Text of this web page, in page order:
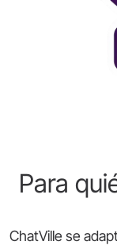
Para
ChatVille se